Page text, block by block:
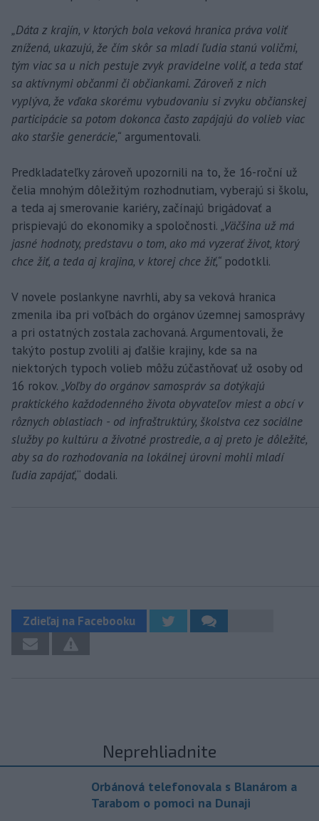
„Dáta z krajín, v ktorých bola veková hranica práva voliť
znížená, ukazujú, že čím skôr sa mladí ľudia stanú voličmi,
tým viac sa u nich pestuje zvyk pravidelne voliť, a teda stať
sa aktívnymi občanmi či občiankami. Zároveň z nich
vyplýva, že vďaka skorému vybudovaniu si zvyku občianskej
participácie sa potom dokonca často zapájajú do volieb viac
ako staršie generácie,“ argumentovali.
Predkladateľky zároveň upozornili na to, že 16-roční už
čelia mnohým dôležitým rozhodnutiam, vyberajú si školu,
a teda aj smerovanie kariéry, začínajú brigádovať a
prispievajú do ekonomiky a spoločnosti. „Väčšina už má
jasné hodnoty, predstavu o tom, ako má vyzerať život, ktorý
chce žiť, a teda aj krajina, v ktorej chce žiť,“ podotkli.
V novele poslankyne navrhli, aby sa veková hranica
zmenila iba pri voľbách do orgánov územnej samosprávy
a pri ostatných zostala zachovaná. Argumentovali, že
takýto postup zvolili aj ďalšie krajiny, kde sa na
niektorých typoch volieb môžu zúčastňovať už osoby od
16 rokov. „Voľby do orgánov samospráv sa dotýkajú
praktického každodenného života obyvateľov miest a obcí v
rôznych oblastiach - od infraštruktúry, školstva cez sociálne
služby po kultúru a životné prostredie, a aj preto je dôležité,
aby sa do rozhodovania na lokálnej úrovni mohli mladí
ľudia zapájať,“ dodali.
Zdieľaj na Facebooku
Neprehliadnite
Orbánová telefonovala s Blanárom a
Tarabom o pomoci na Dunaji